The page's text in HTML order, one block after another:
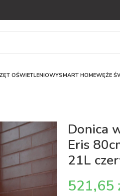
OŚWIETLENIOWYSMART HOMEWĘŻE
Donica
Eris
21L